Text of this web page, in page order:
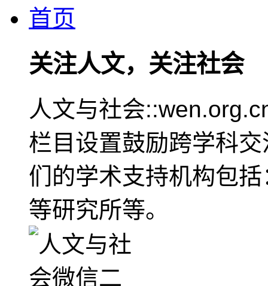
首页
关注人文，关注社会
人文与社会
栏目设置鼓励跨学科
们的学术支持机构包
等研究所等。